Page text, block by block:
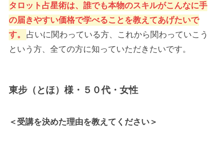
タロット占星術は、誰でも本物のスキルがこんなに手
の届きやすい価格で学べることを教えてあげたいで
す。
占いに関わっている方、これから関わっていこう
という方、全ての方に知っていただきたいです。
東步（とほ）様・５０代・女性
＜受講を決めた理由を教えてください＞